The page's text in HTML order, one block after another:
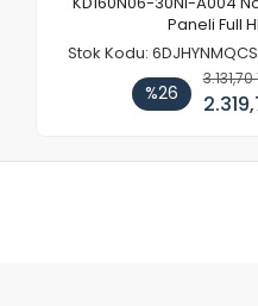
Paneli Full
Stok Kodu: 6DJHYNMQCS
%26
3.131,70